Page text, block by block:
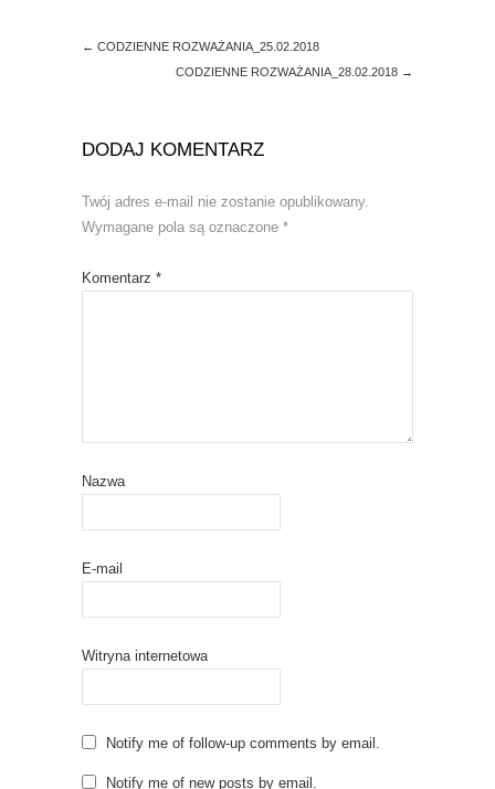
i
n
w
n
← CODZIENNE ROZWAŻANIA_25.02.2018
CODZIENNE ROZWAŻANIA_28.02.2018 →
DODAJ KOMENTARZ
Twój adres e-mail nie zostanie opublikowany.
Wymagane pola są oznaczone *
Komentarz *
Nazwa
E-mail
Witryna internetowa
Notify me of follow-up comments by email.
Notify me of new posts by email.